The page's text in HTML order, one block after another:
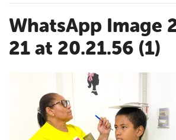
WhatsApp Image 2023-03-
21 at 20.21.56 (1)